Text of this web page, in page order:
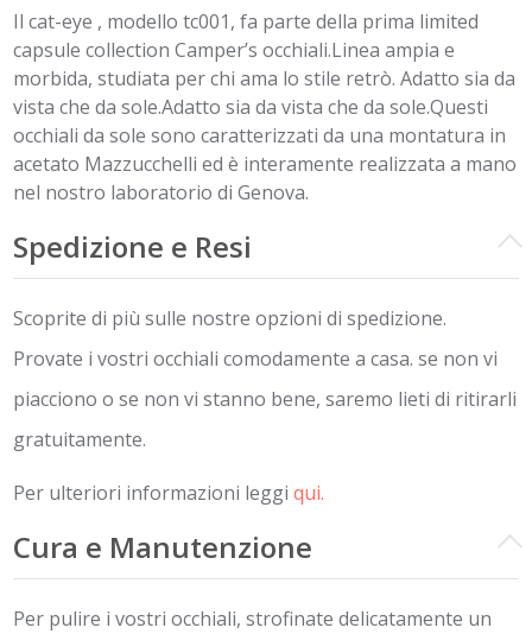
Il cat-eye , modello tc001, fa parte della prima limited
capsule collection Camper’s occhiali.Linea ampia e
morbida, studiata per chi ama lo stile retrò. Adatto sia da
vista che da sole.Adatto sia da vista che da sole.Questi
occhiali da sole sono caratterizzati da una montatura in
acetato Mazzucchelli ed è interamente realizzata a mano
nel nostro laboratorio di Genova.
Spedizione e Resi
Scoprite di più sulle nostre opzioni di spedizione.
Provate i vostri occhiali comodamente a casa. se non vi
piacciono o se non vi stanno bene, saremo lieti di ritirarli
gratuitamente.
Per ulteriori informazioni leggiqui.
Cura e Manutenzione
Per pulire i vostri occhiali, strofinate delicatamente un